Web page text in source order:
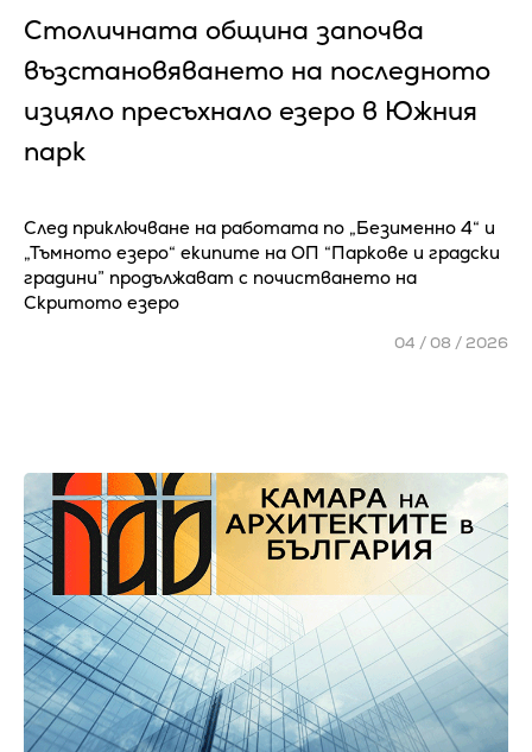
Столичната община започва
възстановяването на последното
изцяло пресъхнало езеро в Южния
парк
След приключване на работата по „Безименно 4“ и
„Тъмното езеро“ екипите на ОП “Паркове и градски
градини” продължават с почистването на
Скритото езеро
04 / 08 / 2026